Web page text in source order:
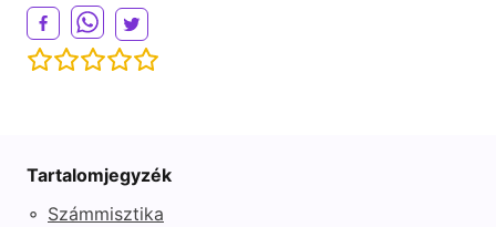
Tartalomjegyzék
◦ Számmisztika